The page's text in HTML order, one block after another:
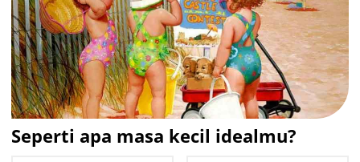
Seperti apa masa kecil idealmu?